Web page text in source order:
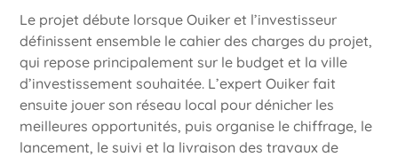
Le projet débute lorsque Ouiker et l’investisseur
définissent ensemble le cahier des charges du projet,
qui repose principalement sur le budget et la ville
d’investissement souhaitée. L’expert Ouiker fait
ensuite jouer son réseau local pour dénicher les
meilleures opportunités, puis organise le chiffrage, le
lancement, le suivi et la livraison des travaux de